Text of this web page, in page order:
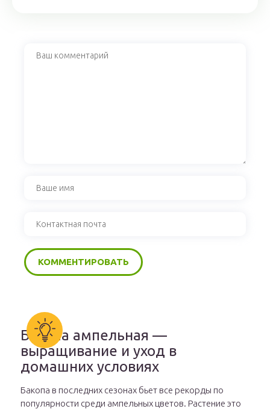
Бакопа ампельная —
выращивание и уход в
домашних условиях
Бакопа в последних сезонах бьет все рекорды по
популярности среди ампельных цветов. Растение это